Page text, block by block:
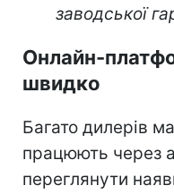
заводської
Онлайн-
швидко
Багато дилерів
працюють через
переглянути